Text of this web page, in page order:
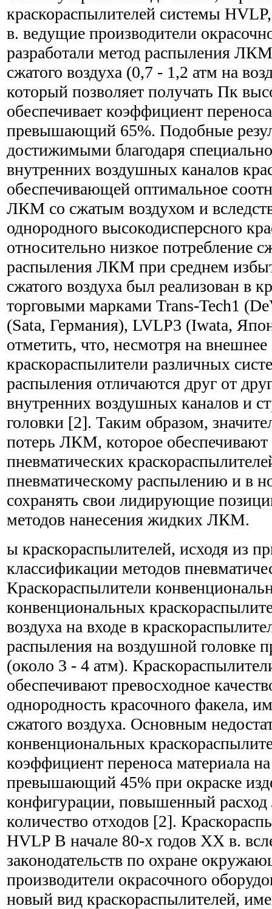
краскораспылителей системы
в. ведущие производители
разработали метод распыления
сжатого воздуха (0,7 - 1,2 атм на
который позволяет получать Пк
обеспечивает коэффициент
превышающий 65%. Подобные
достижимыми благодаря
внутренних воздушных каналов
обеспечивающей оптимальное
ЛКМ со сжатым воздухом и
однородного высокодисперсного
относительно низкое потребление
распыления ЛКМ при среднем
сжатого воздуха был реализован в
торговыми марками Trans-Tech1
(Sata, Германия), LVLP3 (Iwata,
отметить, что, несмотря на внешнее
краскораспылители различных
распыления отличаются друг от
внутренних воздушных каналов и
головки [2]. Таким образом,
потерь ЛКМ, которое
пневматических
пневматическому распылению и в
сохранять свои лидирующие
методов нанесения жидких ЛКМ.
ы краскораспылителей, исходя из
классификации методов
Краскораспылители
конвенциональных
воздуха на входе в
распыления на воздушной головке
(около 3 - 4 атм).
обеспечивают превосходное
однородность красочного факела,
сжатого воздуха. Основным
конвенциональных
коэффициент переноса материала
превышающий 45% при окраске
конфигурации, повышенный
количество отходов [2].
HVLP В начале 80-х годов XX в.
законодательств по охране
производители окрасочного
новый вид краскораспылителей,